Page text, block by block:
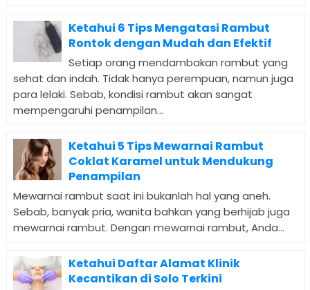
Ketahui 6 Tips Mengatasi Rambut
Rontok dengan Mudah dan Efektif
Setiap orang mendambakan rambut yang
sehat dan indah. Tidak hanya perempuan, namun juga
para lelaki. Sebab, kondisi rambut akan sangat
mempengaruhi penampilan...
Ketahui 5 Tips Mewarnai Rambut
Coklat Karamel untuk Mendukung
Penampilan
Mewarnai rambut saat ini bukanlah hal yang aneh.
Sebab, banyak pria, wanita bahkan yang berhijab juga
mewarnai rambut. Dengan mewarnai rambut, Anda...
Ketahui Daftar Alamat Klinik
Kecantikan di Solo Terkini